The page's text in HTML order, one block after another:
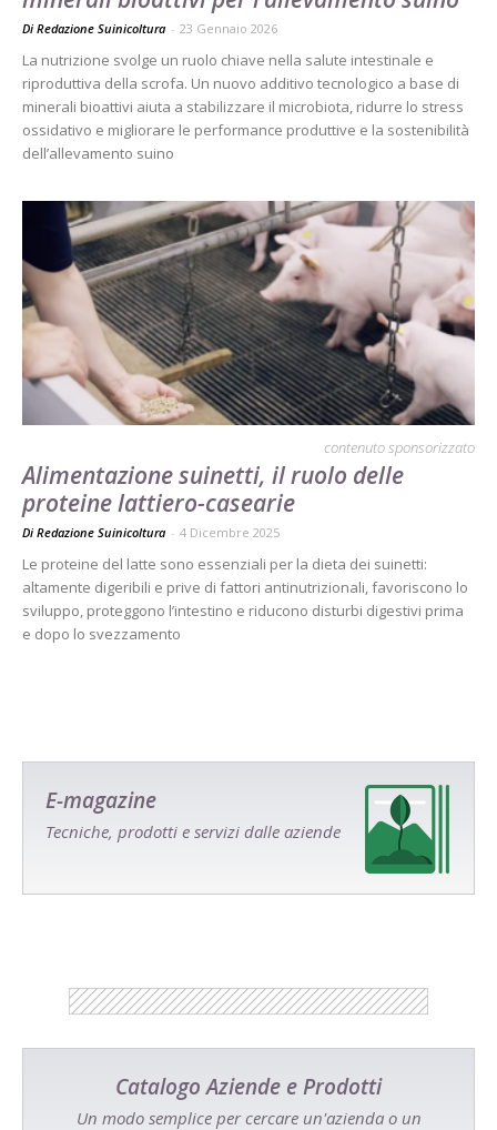
Di Redazione Suinicoltura - 23 Gennaio 2026
La nutrizione svolge un ruolo chiave nella salute intestinale e
riproduttiva della scrofa. Un nuovo additivo tecnologico a base di
minerali bioattivi aiuta a stabilizzare il microbiota, ridurre lo stress
ossidativo e migliorare le performance produttive e la sostenibilità
dell’allevamento suino
contenuto sponsorizzato
Alimentazione suinetti, il ruolo delle
proteine lattiero-casearie
Di Redazione Suinicoltura - 4 Dicembre 2025
Le proteine del latte sono essenziali per la dieta dei suinetti:
altamente digeribili e prive di fattori antinutrizionali, favoriscono lo
sviluppo, proteggono l’intestino e riducono disturbi digestivi prima
e dopo lo svezzamento
E-magazine
Tecniche, prodotti e servizi dalle aziende
Catalogo Aziende e Prodotti
Un modo semplice per cercare un'azienda o un